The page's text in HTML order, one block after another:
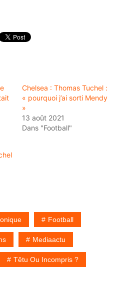
Chelsea : Thomas Tuchel :
« pourquoi j’ai sorti Mendy
»
13 août 2021
Dans "Football"
Football
Mediaactu
Têtu Ou Incompris ?